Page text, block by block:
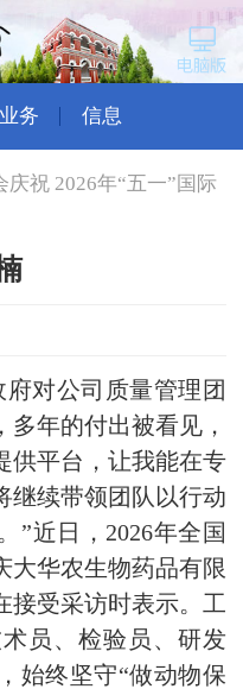
业务 信息
庆祝 2026年“五一”国际
对公司质量管理团
多年的付出被看见，
供平台，让我能在专
继续带领团队以行动
”近日，2026年全国
大华农生物药品有限
接受采访时表示。工
员、检验员、研发
始终坚守“做动物保